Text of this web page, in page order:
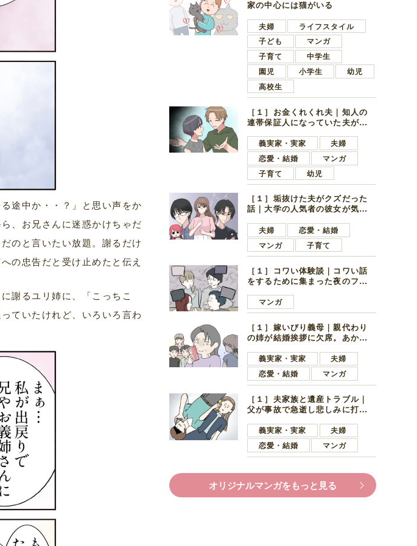
途中か・・？」と思い声をか
、お兄さんに迷惑かけちゃだ
のと言いたい放題。謝るだけ
の忠告だと受け止めたと伝え
謝るユリ姉に、「こっちこ
ていたけれど、いろいろ言わ
家の中心には猫がいる
夫婦
ライフスタイル
子ども
マンガ
子育て
中学生
園児
小学生
幼児
高校生
［１］お金くれくれ夫｜知人の
連帯保証人になっていた夫が家
言ってきた
義実家・実家
夫婦
恋愛・結婚
マンガ
子育て
幼児
［１］垢抜けた夫がクズだった
話｜大学の人気者の彼女が気に
子学生
夫婦
恋愛・結婚
マンガ
子育て
［１］コワい体験談｜コワい話
をするために集まった夜のファ
好きの男の子ママ
マンガ
［１］嫁いびり義母｜親代わり
の姉が結婚挨拶に欠席。あから
義実家・実家
夫婦
恋愛・結婚
マンガ
［１］夫家族と遺産トラブル｜
父が事故で急逝し悲しみに打ち
ます夫
義実家・実家
夫婦
恋愛・結婚
マンガ
オリジナルマンガをもっと見る